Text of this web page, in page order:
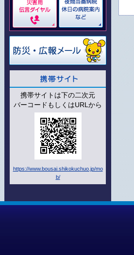
携帯サイトは下の二次元
バーコードもしくはURLから
https://www.bousai.shikokuchuo.jp/mo
b/